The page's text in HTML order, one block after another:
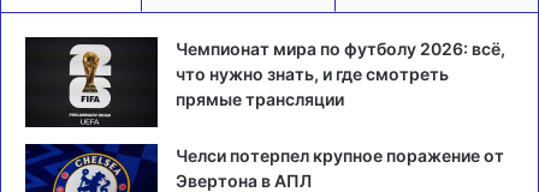
Чемпионат мира по футболу 2026: всё,
что нужно знать, и где смотреть
прямые трансляции
Челси потерпел крупное поражение от
Эвертона в АПЛ